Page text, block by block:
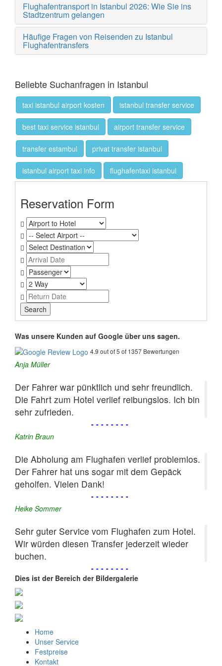
Flughafentransport in Istanbul 2026: Wie Sie ins
Stadtzentrum gelangen
Häufige Fragen von Reisenden zu Istanbul
Flughafentransfers
Beliebte Suchanfragen in Istanbul
taxi istanbul airport kosten istanbul transfer service
best taxi service istanbul airport transfer service
transfer estambul privat transfer istanbul
istanbul airport taxi info flughafentaxi istanbul
Reservation Form
Was unsere Kunden auf Google über uns sagen.
4.9 out of 5 of 1357 Bewertungen
Anja Müller
Der Fahrer war pünktlich und sehr freundlich.
Die Fahrt zum Hotel verlief reibungslos. Ich bin
sehr zufrieden.
--------
Katrin Braun
Die Abholung am Flughafen verlief problemlos.
Der Fahrer hat uns sogar mit dem Gepäck
geholfen. Vielen Dank!
--------
Heike Sommer
Sehr guter Service vom Flughafen zum Hotel.
Wir würden diesen Transfer jederzeit wieder
buchen.
--------
Dies ist der Bereich der Bildergalerie
Home
Unser Service
Festpreise
Kontakt